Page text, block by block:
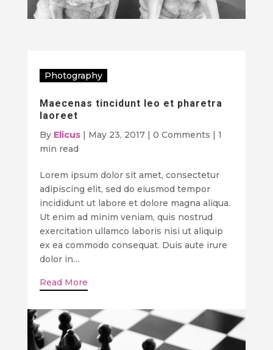
Photography
Maecenas tincidunt leo et pharetra
laoreet
By Elicus| May 23, 2017| 0 Comments | 1
min read
Lorem ipsum dolor sit amet, consectetur
adipiscing elit, sed do eiusmod tempor
incididunt ut labore et dolore magna aliqua.
Ut enim ad minim veniam, quis nostrud
exercitation ullamco laboris nisi ut aliquip
ex ea commodo consequat. Duis aute irure
dolor in…
Read More